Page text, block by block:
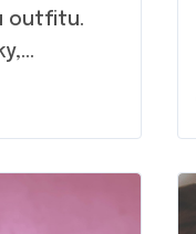
outfitu.